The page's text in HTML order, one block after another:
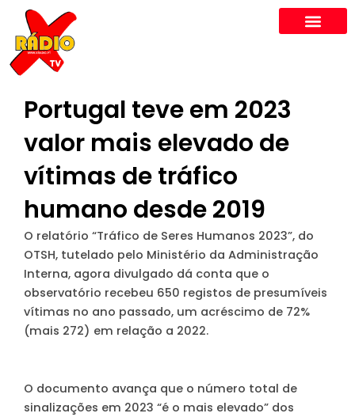
content
Portugal teve em 2023
valor mais elevado de
vítimas de tráfico
humano desde 2019
O relatório “Tráfico de Seres Humanos 2023”, do
OTSH, tutelado pelo Ministério da Administração
Interna, agora divulgado dá conta que o
observatório recebeu 650 registos de presumíveis
vítimas no ano passado, um acréscimo de 72%
(mais 272) em relação a 2022.
O documento avança que o número total de
sinalizações em 2023 “é o mais elevado” dos